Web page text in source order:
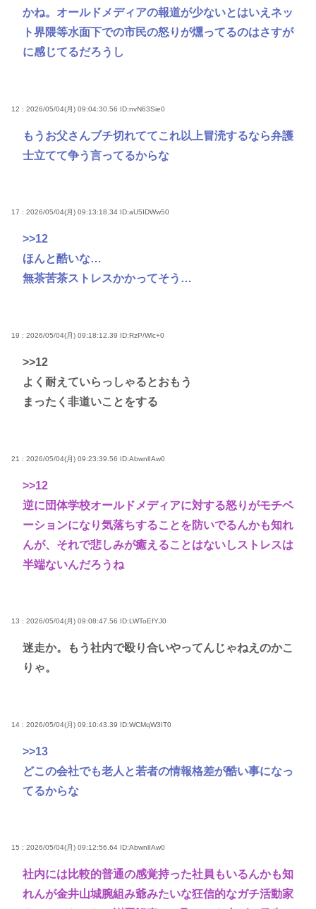
かね。オールドメディアの報道が少ないとはいえネッ
ト界隈等水面下での市民の怒りが燻ってるのはさすが
に感じてるだろうし
12 : 2026/05/04(月) 09:04:30.56 ID:nvN63Sie0
もうお父さんブチ切れててこれ以上冒涜するなら弁護
士立てて争う言ってるからな
17 : 2026/05/04(月) 09:13:18.34 ID:aU5IDWw50
>>12
ほんと酷いな…
無茶苦茶ストレスかかってそう…
19 : 2026/05/04(月) 09:18:12.39 ID:RzP/Wlc+0
>>12
よく耐えていらっしゃるとおもう
まったく非道いことをする
21 : 2026/05/04(月) 09:23:39.56 ID:AbwnlIAw0
>>12
逆に団体学校オールドメディアに対する怒りがモチベ
ーションになり気落ちすることを防いでるんかも知れ
んが、それで悲しみが癒えることはないしストレスは
半端ないんだろうね
13 : 2026/05/04(月) 09:08:47.56 ID:LWToEfYJ0
迷走か。もう社内で殴り合いやってんじゃねえのかこ
りゃ。
14 : 2026/05/04(月) 09:10:43.39 ID:WCMqW3IT0
>>13
どこの会社でも老人と若者の情報格差が酷い事になっ
てるからな
15 : 2026/05/04(月) 09:12:56.64 ID:AbwnlIAw0
社内には比較的普通の感覚持った社員もいるんかも知
れんが金井山城腕組み爺みたいな狂信的なガチ活動家